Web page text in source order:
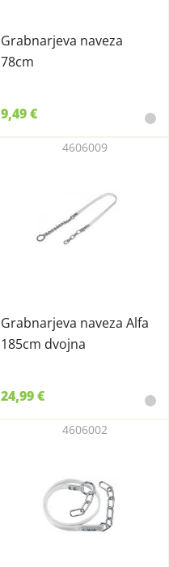
Grabnarjeva naveza
78cm
9,49 €
Grabnarjeva naveza Alfa
185cm dvojna
4606009
24,99 €
4606002